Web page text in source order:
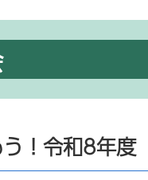
！令和8年度